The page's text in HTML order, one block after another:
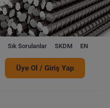
Sık Sorulanlar SKDM EN
Üye Ol / Giriş Yap